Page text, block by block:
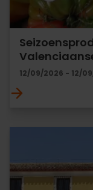
12/09/2026 - 12/